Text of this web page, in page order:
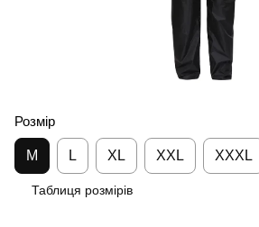
Розмір
M L XL XXL XXXL
Таблиця розмірів